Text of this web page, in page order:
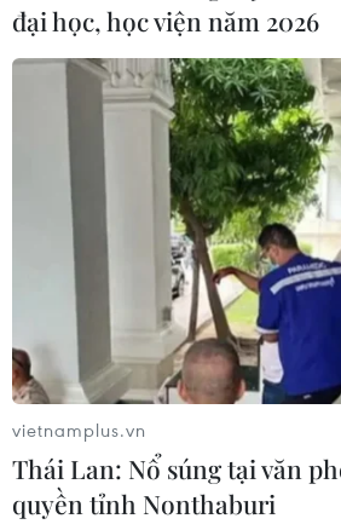
đại học, học viện năm 2026
vietnamplus.vn
Thái Lan: Nổ súng tại văn
quyền tỉnh Nonthaburi